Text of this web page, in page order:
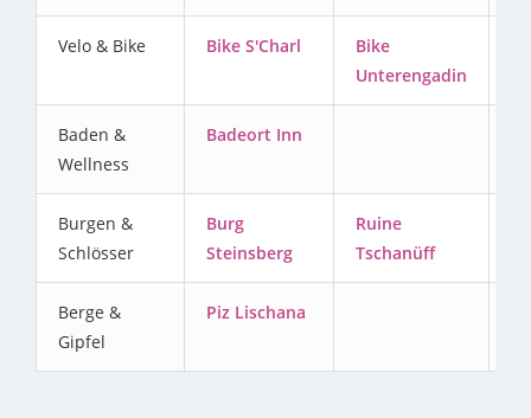
Velo & Bike Bike S'Charl
Bike
Unterengadin
Baden &
Wellness
Badeort Inn
Burgen &
Schlösser
Burg
Steinsberg
Ruine
Tschanüff
Berge &
Gipfel
Piz Lischana